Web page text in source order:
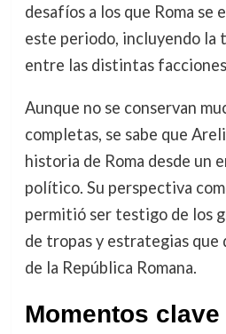
desafíos a los que Roma
este periodo, incluyendo la
entre las distintas
Aunque no se conservan
completas, se sabe que
historia de Roma desde un
político. Su perspectiva
permitió ser testigo de los
de tropas y estrategias que
de la República Romana.
Momentos clave